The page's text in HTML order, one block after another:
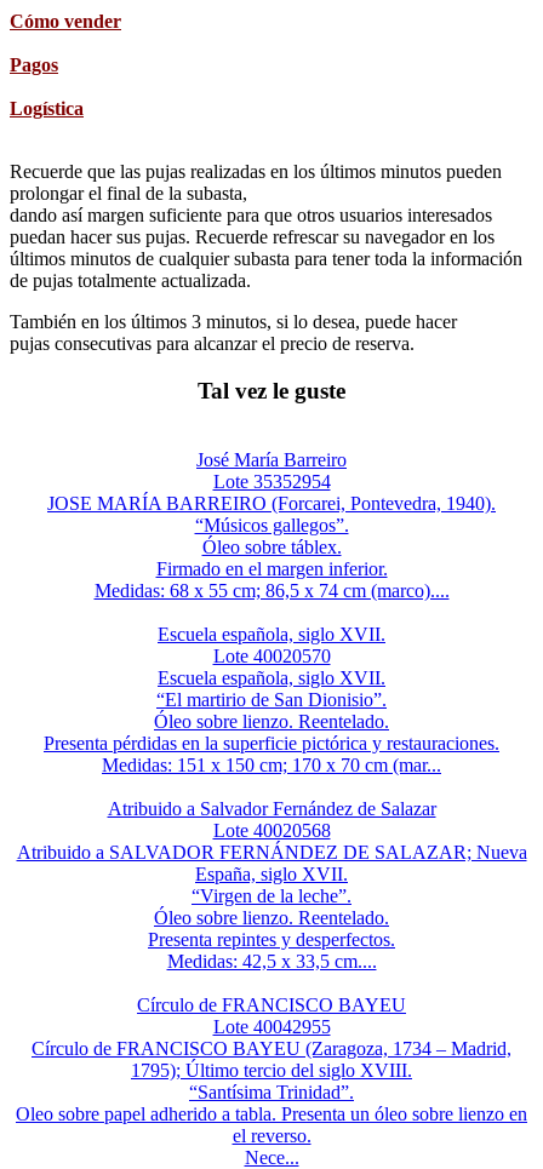
Cómo vender
Pagos
Logística
Recuerde que las pujas realizadas en los últimos minutos pueden
prolongar el final de la subasta,
dando así margen suficiente para que otros usuarios interesados
puedan hacer sus pujas. Recuerde refrescar su navegador en los
últimos minutos de cualquier subasta para tener toda la información
de pujas totalmente actualizada.
También en los últimos 3 minutos, si lo desea, puede hacer
pujas consecutivas para alcanzar el precio de reserva.
Tal vez le guste
José María Barreiro
Lote 35352954
JOSE MARÍA BARREIRO (Forcarei, Pontevedra, 1940).
“Músicos gallegos”.
Óleo sobre táblex.
Firmado en el margen inferior.
Medidas: 68 x 55 cm; 86,5 x 74 cm (marco)....
Escuela española, siglo XVII.
Lote 40020570
Escuela española, siglo XVII.
“El martirio de San Dionisio”.
Óleo sobre lienzo. Reentelado.
Presenta pérdidas en la superficie pictórica y restauraciones.
Medidas: 151 x 150 cm; 170 x 70 cm (mar...
Atribuido a Salvador Fernández de Salazar
Lote 40020568
Atribuido a SALVADOR FERNÁNDEZ DE SALAZAR; Nueva
España, siglo XVII.
“Virgen de la leche”.
Óleo sobre lienzo. Reentelado.
Presenta repintes y desperfectos.
Medidas: 42,5 x 33,5 cm....
Círculo de FRANCISCO BAYEU
Lote 40042955
Círculo de FRANCISCO BAYEU (Zaragoza, 1734 – Madrid,
1795); Último tercio del siglo XVIII.
“Santísima Trinidad”.
Oleo sobre papel adherido a tabla. Presenta un óleo sobre lienzo en
el reverso.
Nece...